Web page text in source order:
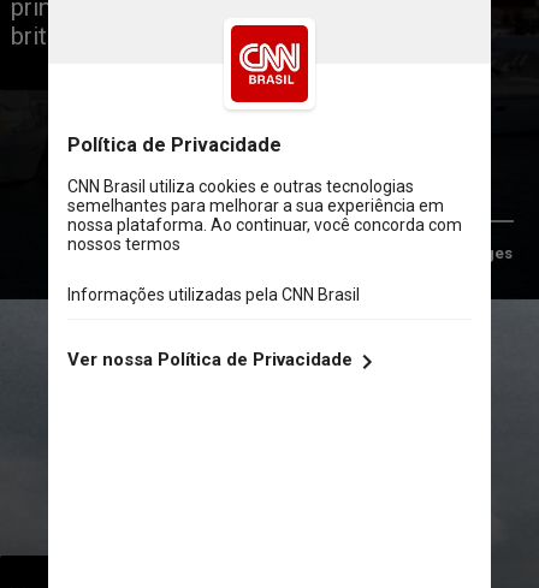
principalmente entre os turistas
britânicos
Deejpilot/Gettyimages